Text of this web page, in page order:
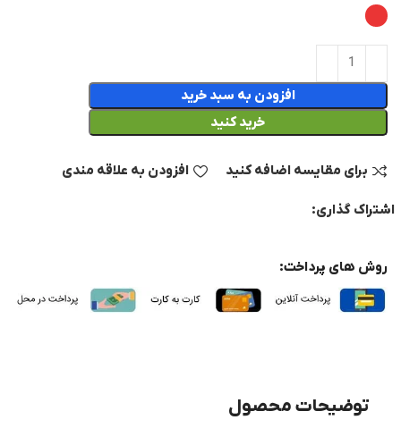
افزودن به سبد خرید
خرید کنید
برای مقایسه اضافه کنید افزودن به علاقه مندی
اشتراک گذاری:
روش های پرداخت:
توضیحات محصول